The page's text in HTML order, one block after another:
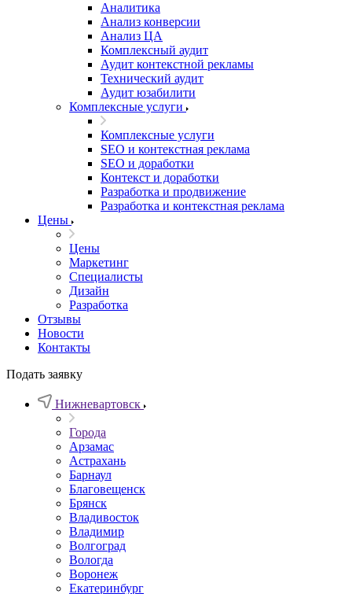
Аналитика
Анализ конверсии
Анализ ЦА
Комплексный аудит
Аудит контекстной рекламы
Технический аудит
Аудит юзабилити
Комплексные услуги
Комплексные услуги
SEO и контекстная реклама
SEO и доработки
Контекст и доработки
Разработка и продвижение
Разработка и контекстная реклама
Цены
Цены
Маркетинг
Специалисты
Дизайн
Разработка
Отзывы
Новости
Контакты
Подать заявку
Нижневартовск
Города
Арзамас
Астрахань
Барнаул
Благовещенск
Брянск
Владивосток
Владимир
Волгоград
Вологда
Воронеж
Екатеринбург